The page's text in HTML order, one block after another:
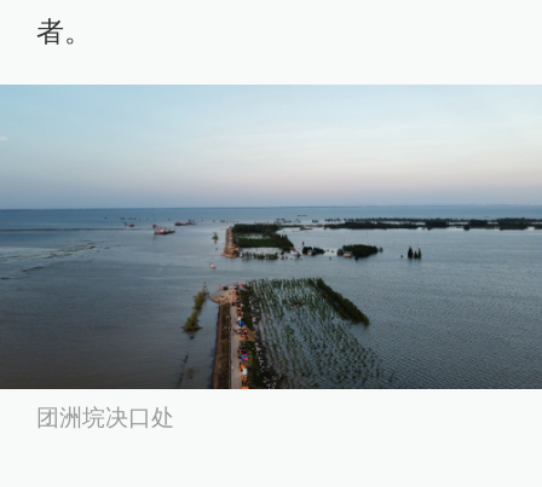
者。
团洲垸决口处